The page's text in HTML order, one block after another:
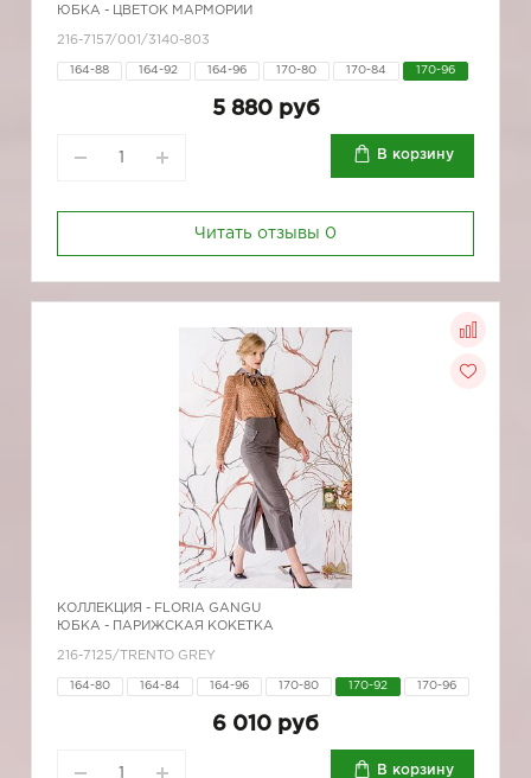
ЮБКА - ЦВЕТОК МАРМОРИИ
216-7157/001/3140-803
164-88 164-92 164-96 170-80 170-84 170-96
5 880 руб
В корзину
Читать отзывы 0
КОЛЛЕКЦИЯ - FLORIA GANGU
ЮБКА - ПАРИЖСКАЯ КОКЕТКА
216-7125/TRENTO GREY
164-80 164-84 164-96 170-80 170-92 170-96
6 010 руб
В корзину